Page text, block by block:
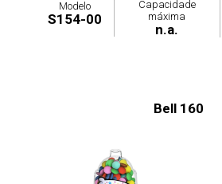
Modelo
S154-00
Capacidade
máxima
n.a.
Bell 160